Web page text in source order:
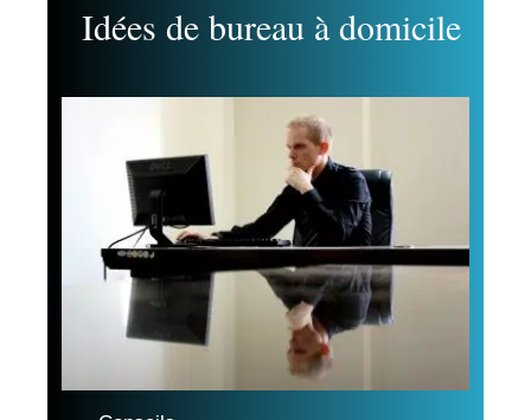
Idées de bureau à domicile